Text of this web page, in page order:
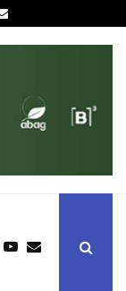
Email